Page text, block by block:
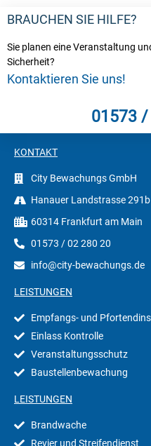
BRAUCHEN SIE HILFE?
Sie planen eine Veranstaltung
Sicherheit?
Kontaktieren Sie uns!
01573 /
KONTAKT
City Bewachungs GmbH
Hanauer Landstrasse 291b
60314 Frankfurt am Main
01573 / 02 280 20
info@city-bewachungs.de
LEISTUNGEN
Empfangs- und
Einlass Kontrolle
Veranstaltungsschutz
Baustellenbewachung
LEISTUNGEN
Brandwache
Revier und Streifendienst